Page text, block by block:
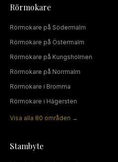
Rörmokare
Rörmokare på Södermalm
Rörmokare på Östermalm
Rörmokare på Kungsholmen
Rörmokare på Norrmalm
Rörmokare i Bromma
Rörmokare i Hägersten
Visa alla 80 områden →
Stambyte